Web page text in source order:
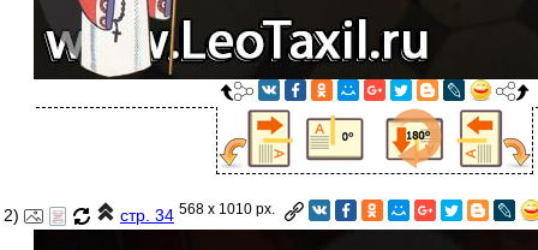
2) стр. 34 568 x 1010 px.